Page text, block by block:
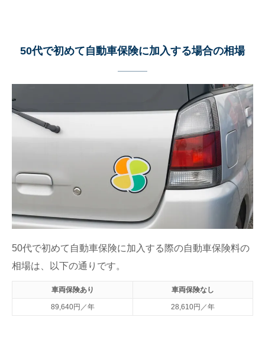
50代で初めて自動車保険に加入する場合の相場
50代で初めて自動車保険に加入する際の自動車保険料の
相場は、以下の通りです。
車両保険あり 車両保険なし
89,640円／年 28,610円／年